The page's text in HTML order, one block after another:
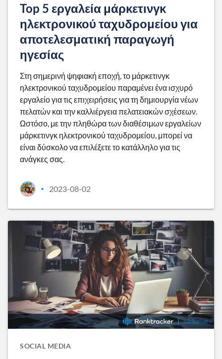
Top 5 εργαλεία μάρκετινγκ
ηλεκτρονικού ταχυδρομείου για
αποτελεσματική παραγωγή
ηγεσίας
Στη σημερινή ψηφιακή εποχή, το μάρκετινγκ
ηλεκτρονικού ταχυδρομείου παραμένει ένα ισχυρό
εργαλείο για τις επιχειρήσεις για τη δημιουργία νέων
πελατών και την καλλιέργεια πελατειακών σχέσεων.
Ωστόσο, με την πληθώρα των διαθέσιμων εργαλείων
μάρκετινγκ ηλεκτρονικού ταχυδρομείου, μπορεί να
είναι δύσκολο να επιλέξετε το κατάλληλο για τις
ανάγκες σας.
• 2023-08-02
SOCIAL MEDIA